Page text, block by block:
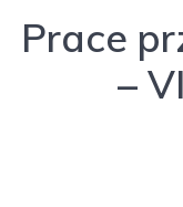
Prace
–